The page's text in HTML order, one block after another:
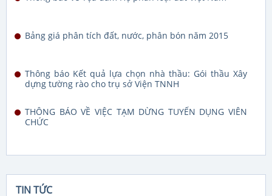
Bảng giá phân tích đất, nước, phân bón năm 2015
Thông báo Kết quả lựa chọn nhà thầu: Gói thầu Xây
dựng tường rào cho trụ sở Viện TNNH
THÔNG BÁO VỀ VIỆC TẠM DỪNG TUYỂN DỤNG VIÊN
CHỨC
TIN TỨC